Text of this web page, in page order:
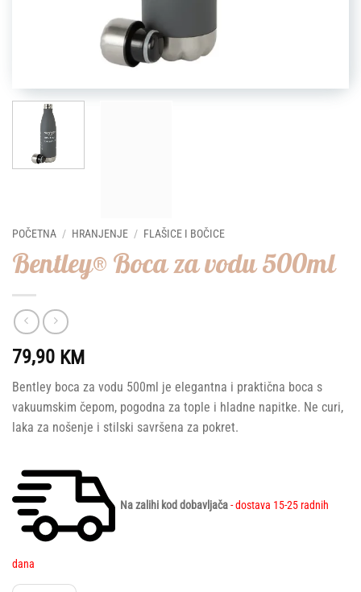
POČETNA / HRANJENJE / FLAŠICE I BOČICE
Bentley® Boca za vodu 500ml
79,90 KM
Bentley boca za vodu 500ml je elegantna i praktična boca s
vakuumskim čepom, pogodna za tople i hladne napitke. Ne curi,
laka za nošenje i stilski savršena za pokret.
Na zalihi kod dobavljača- dostava 15-25 radnih
dana